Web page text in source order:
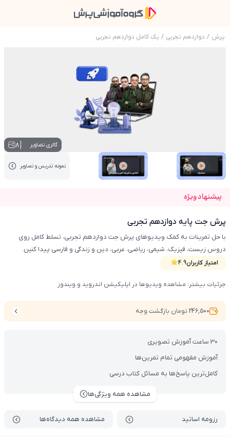
پرش / دوازدهم تجربی / پک کامل دوازدهم تجربی
پیشنهاد ویژه
گالری تصاویر 8
نمونه تدریس‌ و تصاویر
پرش جت پایه دوازدهم تجربی
امتیاز کاربران4.9
با حل تمرینات به کمک ویدیوهای پرش جت دوازدهم تجربی، تسلط کامل روی
دروس زیست، فیزیک، شیمی، ریاضی، عربی، دین و زندگی و فارسی پیدا کنین.
30 ساعت آموزش تصویری
آموزش مفهومی تمام تمرین‌ها
کامل‌ترین پاسخ‌ها به مسائل کتاب درسی
مشاهده همه ویژگی‌ها
رزومه اساتید مشاهده همه دیدگاه‌ها
جزئیات بیشتر: مشاهده ویدیوها در اپلیکیشن اندروید و ویندوز
246,500 تومان بازگشت وجه